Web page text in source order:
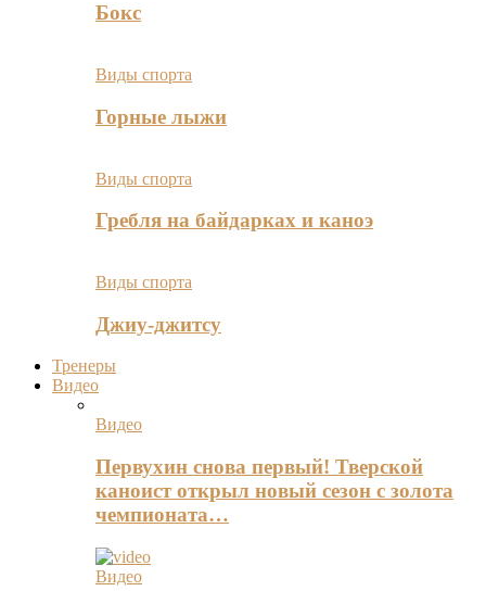
Бокс
Виды спорта
Горные лыжи
Виды спорта
Гребля на байдарках и каноэ
Виды спорта
Джиу-джитсу
Тренеры
Видео
Видео
Первухин снова первый! Тверской
каноист открыл новый сезон с золота
чемпионата…
Видео